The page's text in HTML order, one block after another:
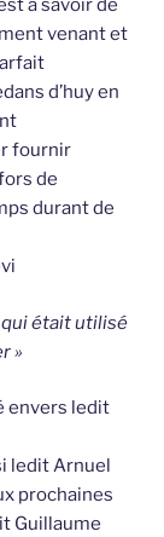
à savoir de
venant et
d’huy en
fournir
de
durant de
qui était utilisé
»
envers ledit
ledit Arnuel
prochaines
Guillaume